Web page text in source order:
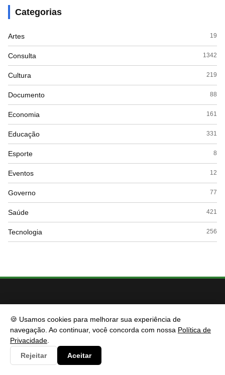
🍪 Usamos cookies para melhorar sua experiência de
navegação. Ao continuar, você concorda com nossa Política de
Privacidade
Rejeitar
Aceitar
Categorias
Artes 19
Consulta 1342
Cultura 219
Documento 88
Economia 161
Educação 331
Esporte 8
Eventos 12
Governo 77
Saúde 421
Tecnologia 256
CIDESP